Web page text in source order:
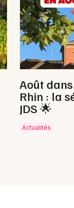
Août
Rhin : la
JDS 🌟
Actualités